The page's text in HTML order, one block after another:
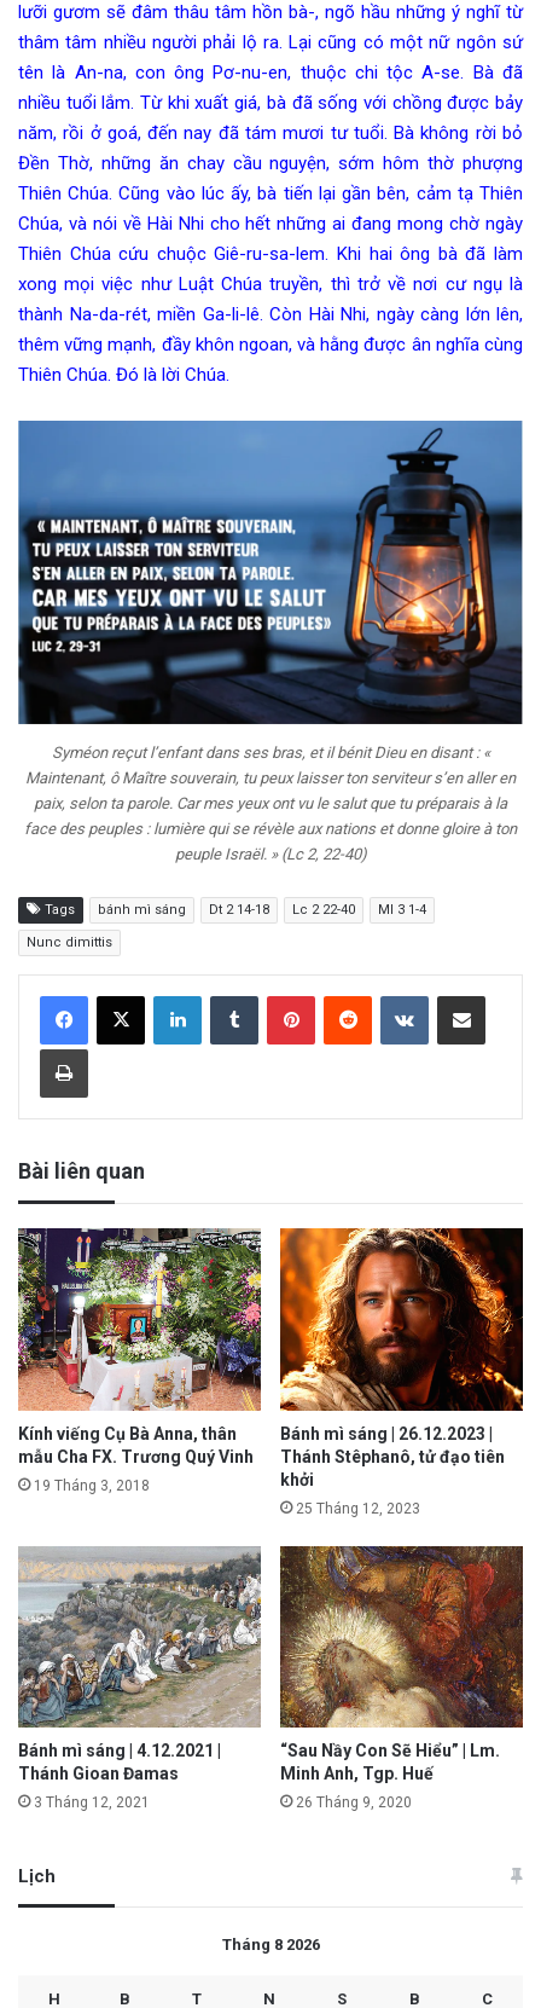
lưỡi gươm sẽ đâm thâu tâm hồn bà-, ngõ hầu những ý nghĩ từ
thâm tâm nhiều người phải lộ ra. Lại cũng có một nữ ngôn sứ
tên là An-na, con ông Pơ-nu-en, thuộc chi tộc A-se. Bà đã
nhiều tuổi lắm. Từ khi xuất giá, bà đã sống với chồng được bảy
năm, rồi ở goá, đến nay đã tám mươi tư tuổi. Bà không rời bỏ
Đền Thờ, những ăn chay cầu nguyện, sớm hôm thờ phượng
Thiên Chúa. Cũng vào lúc ấy, bà tiến lại gần bên, cảm tạ Thiên
Chúa, và nói về Hài Nhi cho hết những ai đang mong chờ ngày
Thiên Chúa cứu chuộc Giê-ru-sa-lem. Khi hai ông bà đã làm
xong mọi việc như Luật Chúa truyền, thì trở về nơi cư ngụ là
thành Na-da-rét, miền Ga-li-lê. Còn Hài Nhi, ngày càng lớn lên,
thêm vững mạnh, đầy khôn ngoan, và hằng được ân nghĩa cùng
Thiên Chúa. Đó là lời Chúa.
Syméon reçut l’enfant dans ses bras, et il bénit Dieu en disant : «
Maintenant, ô Maître souverain, tu peux laisser ton serviteur s’en aller en
paix, selon ta parole. Car mes yeux ont vu le salut que tu préparais à la
face des peuples : lumière qui se révèle aux nations et donne gloire à ton
peuple Israël. » (Lc 2, 22-40)
Tags bánh mì sáng Dt 2 14-18 Lc 2 22-40 Ml 3 1-4
Nunc dimittis
Bài liên quan
Kính viếng Cụ Bà Anna, thân
mẫu Cha FX. Trương Quý Vinh
19 Tháng 3, 2018
Bánh mì sáng | 26.12.2023 |
Thánh Stêphanô, tử đạo tiên
khởi
25 Tháng 12, 2023
Bánh mì sáng | 4.12.2021 |
Thánh Gioan Đamas
3 Tháng 12, 2021
“Sau Nầy Con Sẽ Hiểu” | Lm.
Minh Anh, Tgp. Huế
26 Tháng 9, 2020
Lịch
Tháng 8 2026
H B T N S B C